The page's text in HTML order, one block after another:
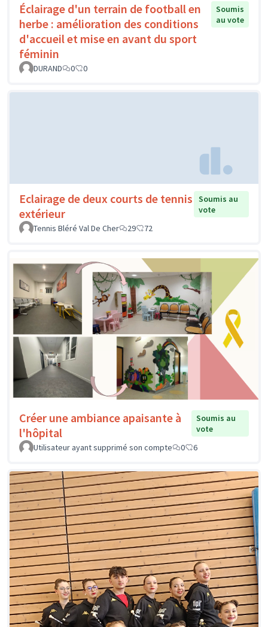
Éclairage d'un terrain de football en
herbe : amélioration des conditions
d'accueil et mise en avant du sport
féminin
Soumis
au vote
DURAND 0 0
Eclairage de deux courts de tennis
extérieur
Soumis au
vote
Tennis Bléré Val De Cher
29 72
Créer une ambiance apaisante à
l'hôpital
Soumis au
vote
Utilisateur ayant supprimé son compte
0 6